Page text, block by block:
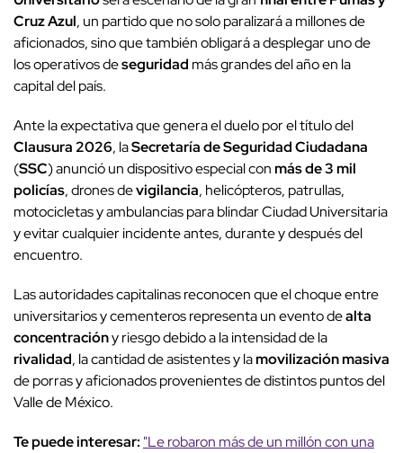
Cruz Azul, un partido que no solo paralizará a millones de
aficionados, sino que también obligará a desplegar uno de
los operativos deseguridad más grandes del año en la
capital del país.
Ante la expectativa que genera el duelo por el título del
Clausura 2026, laSecretaría de Seguridad Ciudadana
(SSC) anunció un dispositivo especial conmás de 3 mil
policías, drones devigilancia, helicópteros, patrullas,
motocicletas y ambulancias para blindar Ciudad Universitaria
y evitar cualquier incidente antes, durante y después del
encuentro.
Las autoridades capitalinas reconocen que el choque entre
universitarios y cementeros representa un evento dealta
concentracióny riesgo debido a la intensidad de la
rivalidad, la cantidad de asistentes y lamovilización masiva
de porras y aficionados provenientes de distintos puntos del
Valle de México.
Te puede interesar: "Le robaron más de un millón con una